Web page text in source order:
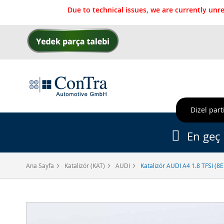
Due to technical issues, we are currently
İçeriğe
Dizel
Ana Sayfa Katalizör (KAT) AUDI Katalizör AUDI A4 1.8 TFSI
En